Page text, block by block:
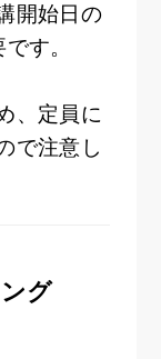
開始日の
す。
、定員に
で注意し
グ